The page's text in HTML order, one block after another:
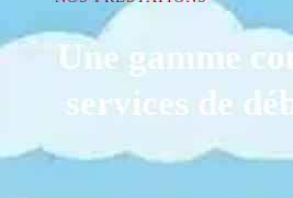
Une gamme
services de